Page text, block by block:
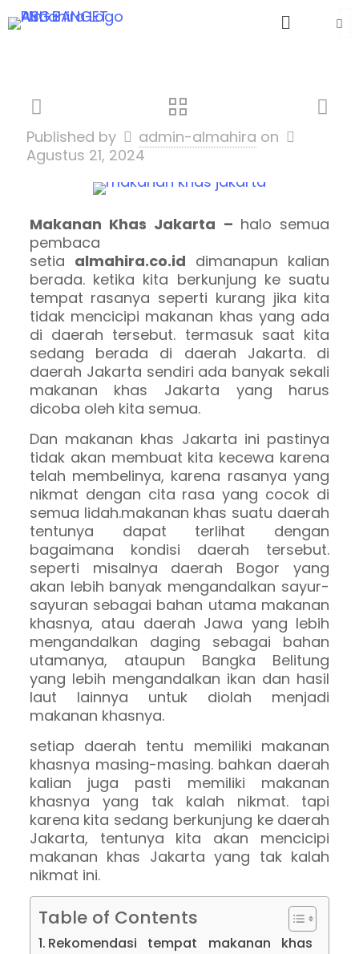
Published by admin-almahira on
Agustus 21, 2024
Makanan Khas Jakarta – halo semua
pembaca
setia almahira.co.id dimanapun kalian
berada. ketika kita berkunjung ke suatu
tempat rasanya seperti kurang jika kita
tidak mencicipi makanan khas yang ada
di daerah tersebut. termasuk saat kita
sedang berada di daerah Jakarta. di
daerah Jakarta sendiri ada banyak sekali
makanan khas Jakarta yang harus
dicoba oleh kita semua.
Dan makanan khas Jakarta ini pastinya
tidak akan membuat kita kecewa karena
telah membelinya, karena rasanya yang
nikmat dengan cita rasa yang cocok di
semua lidah.makanan khas suatu daerah
tentunya dapat terlihat dengan
bagaimana kondisi daerah tersebut.
seperti misalnya daerah Bogor yang
akan lebih banyak mengandalkan sayur-
sayuran sebagai bahan utama makanan
khasnya, atau daerah Jawa yang lebih
mengandalkan daging sebagai bahan
utamanya, ataupun Bangka Belitung
yang lebih mengandalkan ikan dan hasil
laut lainnya untuk diolah menjadi
makanan khasnya.
setiap daerah tentu memiliki makanan
khasnya masing-masing. bahkan daerah
kalian juga pasti memiliki makanan
khasnya yang tak kalah nikmat. tapi
karena kita sedang berkunjung ke daerah
Jakarta, tentunya kita akan mencicipi
makanan khas Jakarta yang tak kalah
nikmat ini.
Table of Contents
Rekomendasi tempat makanan khas